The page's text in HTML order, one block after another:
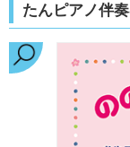
たんピアノ伴